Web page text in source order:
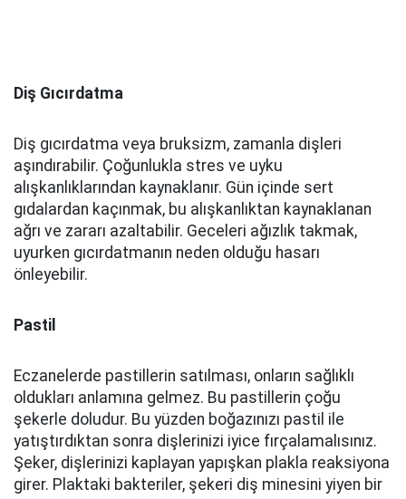
Diş Gıcırdatma
Diş gıcırdatma veya bruksizm, zamanla dişleri
aşındırabilir. Çoğunlukla stres ve uyku
alışkanlıklarından kaynaklanır. Gün içinde sert
gıdalardan kaçınmak, bu alışkanlıktan kaynaklanan
ağrı ve zararı azaltabilir. Geceleri ağızlık takmak,
uyurken gıcırdatmanın neden olduğu hasarı
önleyebilir.
Pastil
Eczanelerde pastillerin satılması, onların sağlıklı
oldukları anlamına gelmez. Bu pastillerin çoğu
şekerle doludur. Bu yüzden boğazınızı pastil ile
yatıştırdıktan sonra dişlerinizi iyice fırçalamalısınız.
Şeker, dişlerinizi kaplayan yapışkan plakla reaksiyona
girer. Plaktaki bakteriler, şekeri diş minesini yiyen bir